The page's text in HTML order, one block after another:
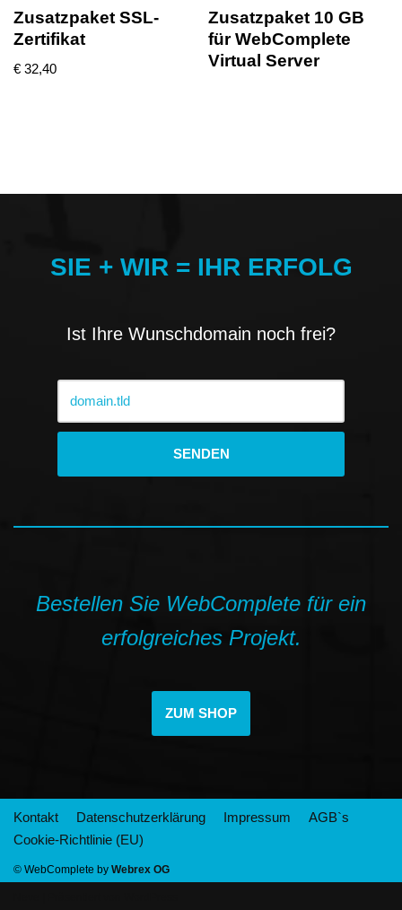
Zusatzpaket SSL-
Zertifikat
€ 32,40
Zusatzpaket 10 GB
für WebComplete
Virtual Server
SIE + WIR = IHR ERFOLG
Ist Ihre Wunschdomain noch frei?
Bestellen Sie WebComplete für ein
erfolgreiches Projekt.
ZUM SHOP
Kontakt Datenschutzerklärung Impressum
AGB`s
Cookie-Richtlinie (EU)
© WebComplete by Webrex OG